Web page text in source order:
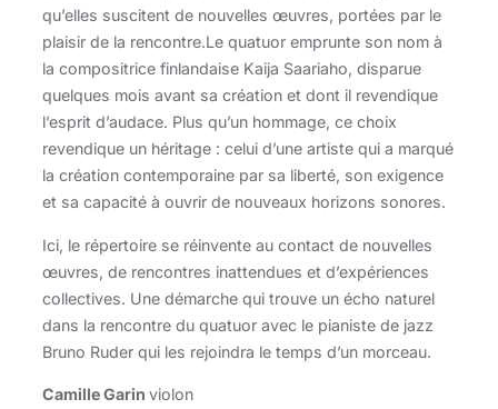
qu’elles suscitent de nouvelles œuvres, portées par le
plaisir de la rencontre.Le quatuor emprunte son nom à
la compositrice finlandaise Kaija Saariaho, disparue
quelques mois avant sa création et dont il revendique
l’esprit d’audace. Plus qu’un hommage, ce choix
revendique un héritage : celui d’une artiste qui a marqué
la création contemporaine par sa liberté, son exigence
et sa capacité à ouvrir de nouveaux horizons sonores.
Ici, le répertoire se réinvente au contact de nouvelles
œuvres, de rencontres inattendues et d’expériences
collectives. Une démarche qui trouve un écho naturel
dans la rencontre du quatuor avec le pianiste de jazz
Bruno Ruder qui les rejoindra le temps d’un morceau.
Camille Garin violon